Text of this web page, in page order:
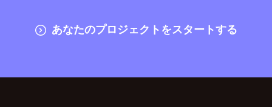
あなたのプロジェクトをスタートする